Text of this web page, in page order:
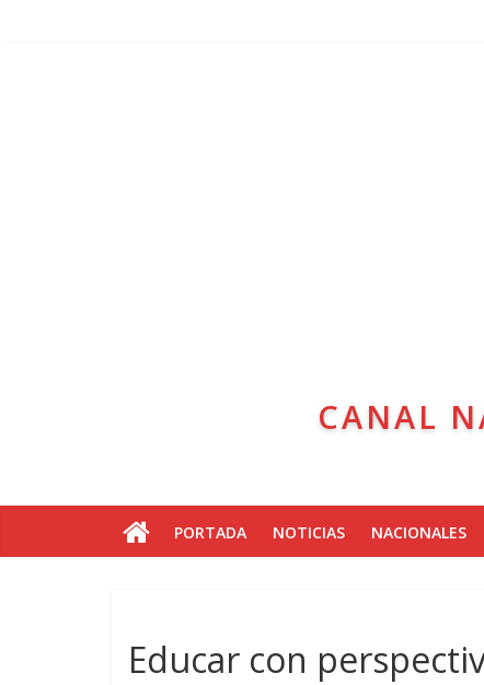
CANAL
PORTADA NOTICIAS NACIONALES
Educar con